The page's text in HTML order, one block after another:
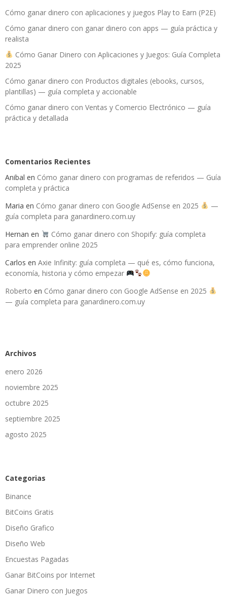
Cómo ganar dinero con aplicaciones y juegos Play to Earn (P2E)
Cómo ganar dinero con ganar dinero con apps — guía práctica y
realista
Cómo Ganar Dinero con Aplicaciones y Juegos: Guía Completa
2025
Cómo ganar dinero con Productos digitales (ebooks, cursos,
plantillas) — guía completa y accionable
Cómo ganar dinero con Ventas y Comercio Electrónico — guía
práctica y detallada
Comentarios Recientes
Anibal en Cómo ganar dinero con programas de referidos — Guía
completa y práctica
Maria en Cómo ganar dinero con Google AdSense en 2025
—
guía completa para ganardinero.com.uy
Hernan en
Cómo ganar dinero con Shopify: guía completa
para emprender online 2025
Carlos en Axie Infinity: guía completa — qué es, cómo funciona,
economía, historia y cómo empezar
Roberto en Cómo ganar dinero con Google AdSense en 2025
— guía completa para ganardinero.com.uy
Archivos
enero 2026
noviembre 2025
octubre 2025
septiembre 2025
agosto 2025
Categorias
Binance
BitCoins Gratis
Diseño Grafico
Diseño Web
Encuestas Pagadas
Ganar BitCoins por Internet
Ganar Dinero con Juegos